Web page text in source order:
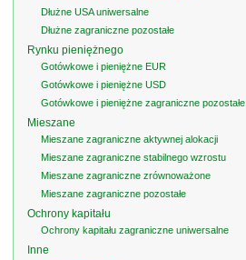
Dłużne USA uniwersalne
Dłużne zagraniczne pozostałe
Rynku pieniężnego
Gotówkowe i pieniężne EUR
Gotówkowe i pieniężne USD
Gotówkowe i pieniężne zagraniczne pozostałe
Mieszane
Mieszane zagraniczne aktywnej alokacji
Mieszane zagraniczne stabilnego wzrostu
Mieszane zagraniczne zrównoważone
Mieszane zagraniczne pozostałe
Ochrony kapitału
Ochrony kapitału zagraniczne uniwersalne
Inne